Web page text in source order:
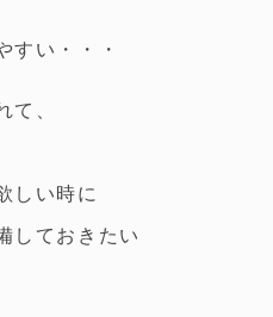
すい・・・
て、
しい時に
しておきたい